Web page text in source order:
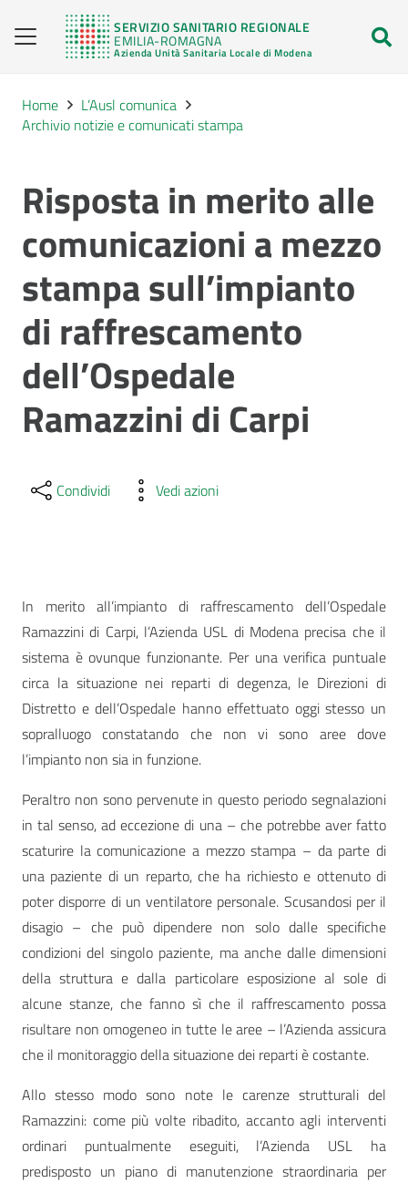
SERVIZIO SANITARIO REGIONALE
EMILIA-ROMAGNA
Azienda Unità Sanitaria Locale di Modena
Home
L’Ausl comunica
Archivio notizie e comunicati stampa
Risposta in merito alle
comunicazioni a mezzo
stampa sull’impianto
di raffrescamento
dell’Ospedale
Ramazzini di Carpi
Condividi Vedi azioni
In merito all’impianto di raffrescamento dell’Ospedale
Ramazzini di Carpi, l’Azienda USL di Modena precisa che il
sistema è ovunque funzionante. Per una verifica puntuale
circa la situazione nei reparti di degenza, le Direzioni di
Distretto e dell’Ospedale hanno effettuato oggi stesso un
sopralluogo constatando che non vi sono aree dove
l’impianto non sia in funzione.
Peraltro non sono pervenute in questo periodo segnalazioni
in tal senso, ad eccezione di una – che potrebbe aver fatto
scaturire la comunicazione a mezzo stampa – da parte di
una paziente di un reparto, che ha richiesto e ottenuto di
poter disporre di un ventilatore personale. Scusandosi per il
disagio – che può dipendere non solo dalle specifiche
condizioni del singolo paziente, ma anche dalle dimensioni
della struttura e dalla particolare esposizione al sole di
alcune stanze, che fanno sì che il raffrescamento possa
risultare non omogeneo in tutte le aree – l’Azienda assicura
che il monitoraggio della situazione dei reparti è costante.
Allo stesso modo sono note le carenze strutturali del
Ramazzini: come più volte ribadito, accanto agli interventi
ordinari puntualmente eseguiti, l’Azienda USL ha
predisposto un piano di manutenzione straordinaria per